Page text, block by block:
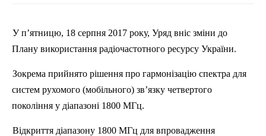
У п’ятницю, 18 серпня 2017 року, Уряд вніс зміни до
Плану використання радіочастотного ресурсу України.
Зокрема прийнято рішення про гармонізацію спектра для
систем рухомого (мобільного) зв’язку четвертого
покоління у діапазоні 1800 МГц.
Відкриття діапазону 1800 МГц для впровадження